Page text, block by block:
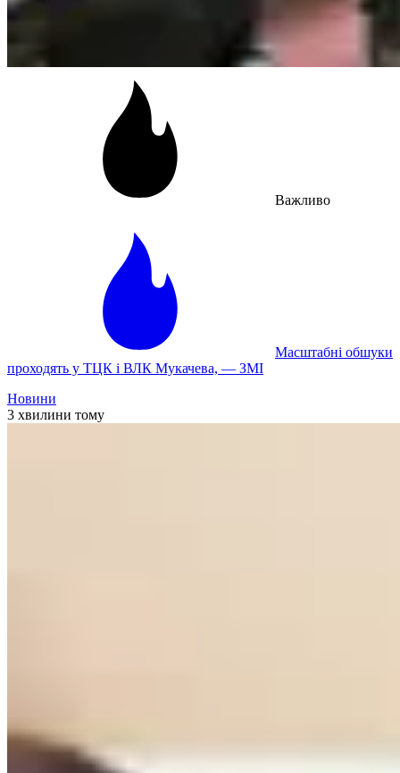
Важливо
Масштабні обшуки
проходять у ТЦК і ВЛК Мукачева, — ЗМІ
Новини
3 хвилини тому